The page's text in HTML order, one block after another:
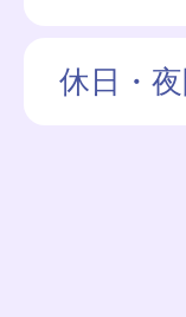
休日・